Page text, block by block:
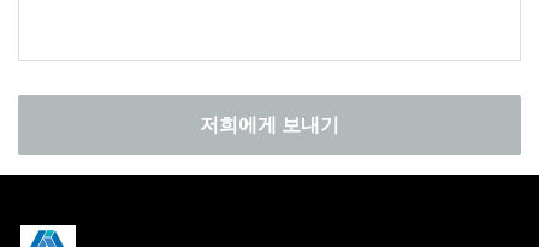
저희에게 보내기